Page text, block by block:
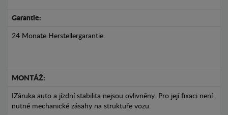
Garantie:
24 Monate Herstellergarantie.
MONTÁŽ:
IZáruka auto a jízdní stabilita nejsou ovlivněny. Pro její fixaci není
nutné mechanické zásahy na struktuře vozu.